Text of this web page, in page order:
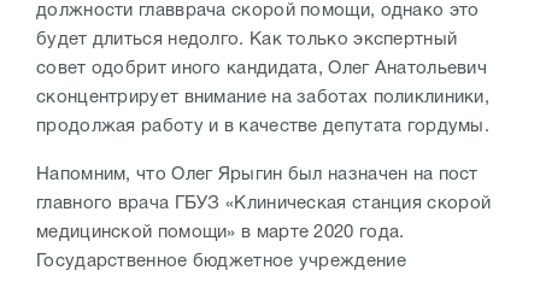
должности главврача скорой помощи, однако это
будет длиться недолго. Как только экспертный
совет одобрит иного кандидата, Олег Анатольевич
сконцентрирует внимание на заботах поликлиники,
продолжая работу и в качестве депутата гордумы.
Напомним, что Олег Ярыгин был назначен на пост
главного врача
ГБУЗ «Клиническая станция скорой
медицинской помощи» в марте 2020 года.
Государственное бюджетное учреждение